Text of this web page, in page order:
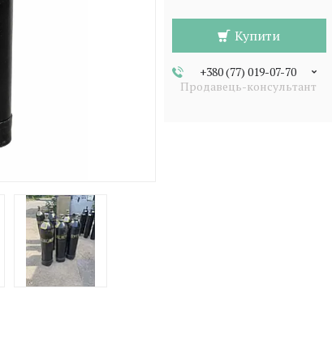
Купити
+380 (77) 019-07-70
Продавець-консультант